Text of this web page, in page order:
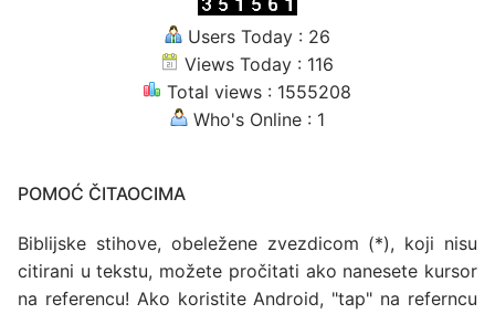
Users Today : 26
Views Today : 116
Total views : 1555208
Who's Online : 1
POMOĆ ČITAOCIMA
Biblijske stihove, obeležene zvezdicom (*), koji nisu
citirani u tekstu, možete pročitati ako nanesete kursor
na referencu! Ako koristite Android, "tap" na referncu